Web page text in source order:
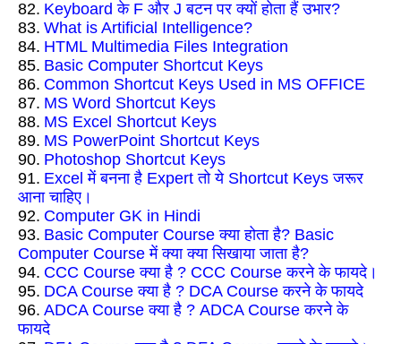
82. Keyboard के F और J बटन पर क्यों होता हैं उभार?
83. What is Artificial Intelligence?
84. HTML Multimedia Files Integration
85. Basic Computer Shortcut Keys
86. Common Shortcut Keys Used in MS OFFICE
87. MS Word Shortcut Keys
88. MS Excel Shortcut Keys
89. MS PowerPoint Shortcut Keys
90. Photoshop Shortcut Keys
91. Excel में बनना है Expert तो ये Shortcut Keys जरूर
आना चाहिए।
92. Computer GK in Hindi
93. Basic Computer Course क्या होता है? Basic
Computer Course में क्या क्या सिखाया जाता है?
94. CCC Course क्या है ? CCC Course करने के फायदे।
95. DCA Course क्या है ? DCA Course करने के फायदे
96. ADCA Course क्या है ? ADCA Course करने के
फायदे